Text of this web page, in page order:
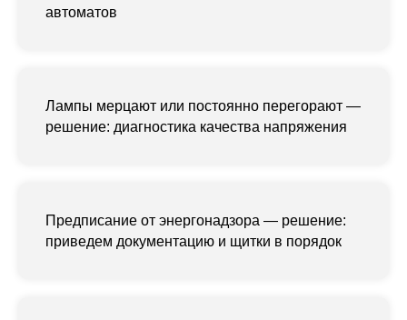
автоматов
Лампы мерцают или постоянно перегорают —
решение: диагностика качества напряжения
Предписание от энергонадзора — решение:
приведем документацию и щитки в порядок